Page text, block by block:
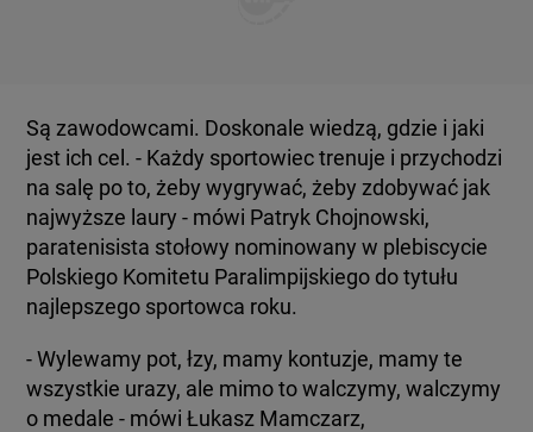
Są zawodowcami. Doskonale wiedzą, gdzie i jaki
jest ich cel. - Każdy sportowiec trenuje i przychodzi
na salę po to, żeby wygrywać, żeby zdobywać jak
najwyższe laury - mówi Patryk Chojnowski,
paratenisista stołowy nominowany w plebiscycie
Polskiego Komitetu Paralimpijskiego do tytułu
najlepszego sportowca roku.
- Wylewamy pot, łzy, mamy kontuzje, mamy te
wszystkie urazy, ale mimo to walczymy, walczymy
o medale - mówi Łukasz Mamczarz,